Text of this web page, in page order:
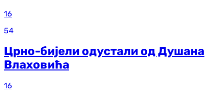
16
54
Црно-бијели одустали од Душана
Влаховића
16